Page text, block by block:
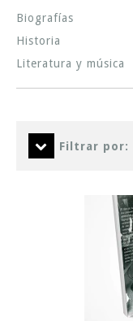
Biografías
Historia
Literatura y música
Filtrar por: